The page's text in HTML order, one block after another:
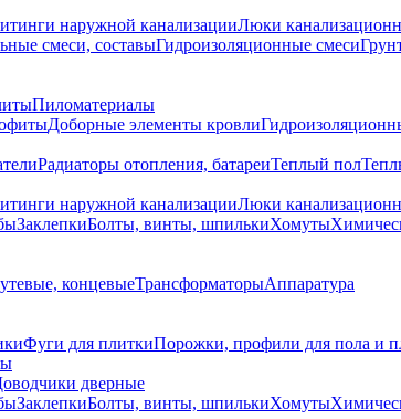
наружной канализацииЛюки
смеси, составыГидроизоляционные смеси
Пиломатериалы
Доборные элементы кровли
Радиаторы отопления, батареиТеплый пол
наружной канализацииЛюки
ЗаклепкиБолты, винты, шпилькиХомуты
концевыеТрансформаторыАппаратура
Фуги для плиткиПорожки, профили для пола и
дверные
ЗаклепкиБолты, винты, шпилькиХомуты